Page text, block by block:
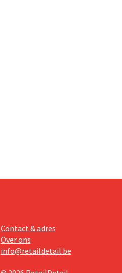
Contact & adres
Over ons
info@retaildetail.be